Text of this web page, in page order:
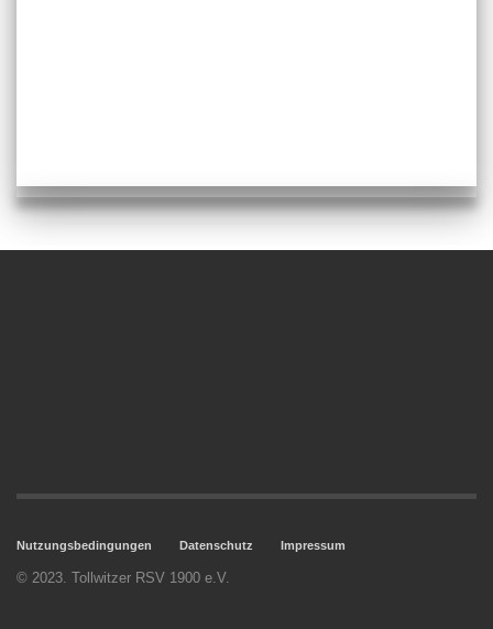
Nutzungsbedingungen Datenschutz Impressum
© 2023. Tollwitzer RSV 1900 e.V.